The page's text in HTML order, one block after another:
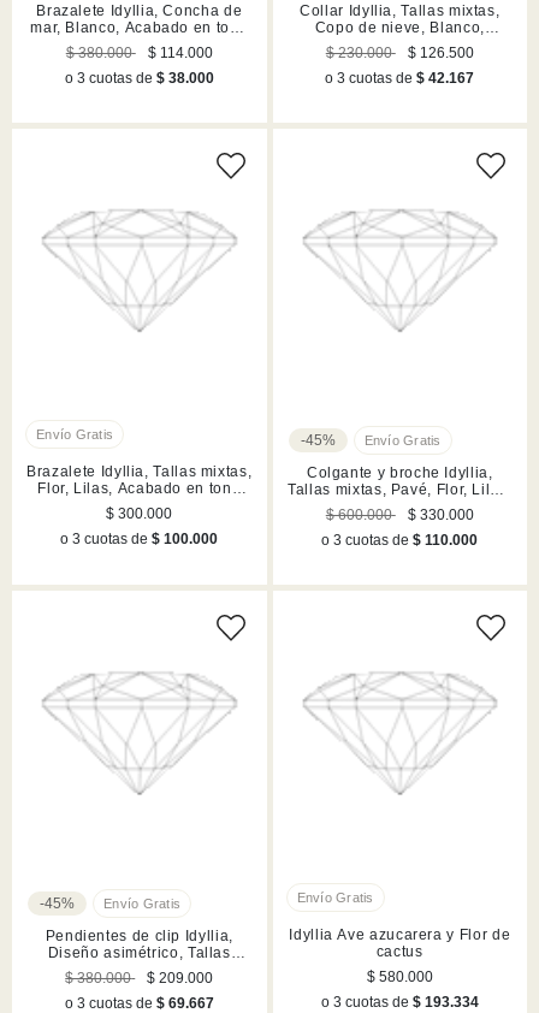
Brazalete Idyllia, Concha de
mar, Blanco, Acabado en tono
oro
$ 380.000
$ 114.000
o 3 cuotas de $ 38.000
Collar Idyllia, Tallas mixtas,
Copo de nieve, Blanco,
Acabado en rodio
$ 230.000
$ 126.500
o 3 cuotas de$ 42.167
Brazalete Idyllia, Tallas mixtas,
Flor, Lilas, Acabado en tono
oro
$ 300.000
o 3 cuotas de$ 100.000
-45%
Colgante y broche Idyllia,
Tallas mixtas, Pavé, Flor, Lilas,
Acabado en tono oro
$ 600.000
$ 330.000
o 3 cuotas de$ 110.000
-45%
Pendientes de clip Idyllia,
Diseño asimétrico, Tallas
mixtas, Pavé, Flor, Lilases,
Acabado en tono oro
$ 380.000
$ 209.000
o 3 cuotas de $ 69.667
Idyllia Ave azucarera y Flor de
cactus
$ 580.000
o 3 cuotas de $ 193.334